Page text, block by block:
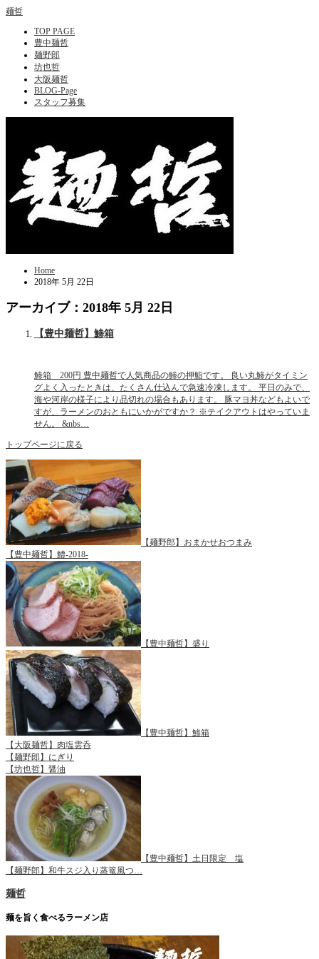
麺哲
TOP PAGE
豊中麺哲
麺野郎
坊也哲
大阪麺哲
BLOG-Page
スタッフ募集
Home
2018年 5月 22日
アーカイブ：2018年 5月 22日
【豊中麺哲】鯵箱
鯵箱 200円 豊中麺哲で人気商品の鯵の押鮨です。 良い丸鯵がタイミン
グよく入ったときは、たくさん仕込んで急速冷凍します。 平日のみで、
海や河岸の様子により品切れの場合もあります。 豚マヨ丼などもよいで
すが、ラーメンのおともにいかがですか？ ※テイクアウトはやっていま
せん。 &nbs…
トップページに戻る
【麺野郎】おまかせおつまみ
【豊中麺哲】鱧-2018-
【豊中麺哲】盛り
【豊中麺哲】鯵箱
【大阪麺哲】肉塩雲呑
【麺野郎】にぎり
【坊也哲】醤油
【豊中麺哲】土日限定 塩
【麺野郎】和牛スジ入り蒸篭風つ…
麺哲
麺を旨く食べるラーメン店